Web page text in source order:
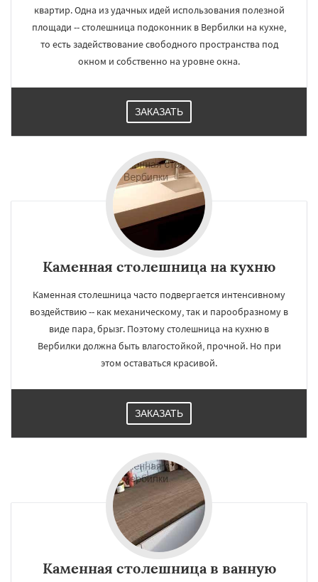
квартир. Одна из удачных идей использования полезной
площади -- столешница подоконник в Вербилки на кухне,
то есть задействование свободного пространства под
окном и собственно на уровне окна.
ЗАКАЗАТЬ
Каменная столешница на кухню
Каменная столешница часто подвергается интенсивному
воздействию -- как механическому, так и парообразному в
виде пара, брызг. Поэтому столешница на кухню в
Вербилки должна быть влагостойкой, прочной. Но при
этом оставаться красивой.
ЗАКАЗАТЬ
Каменная столешница в ванную